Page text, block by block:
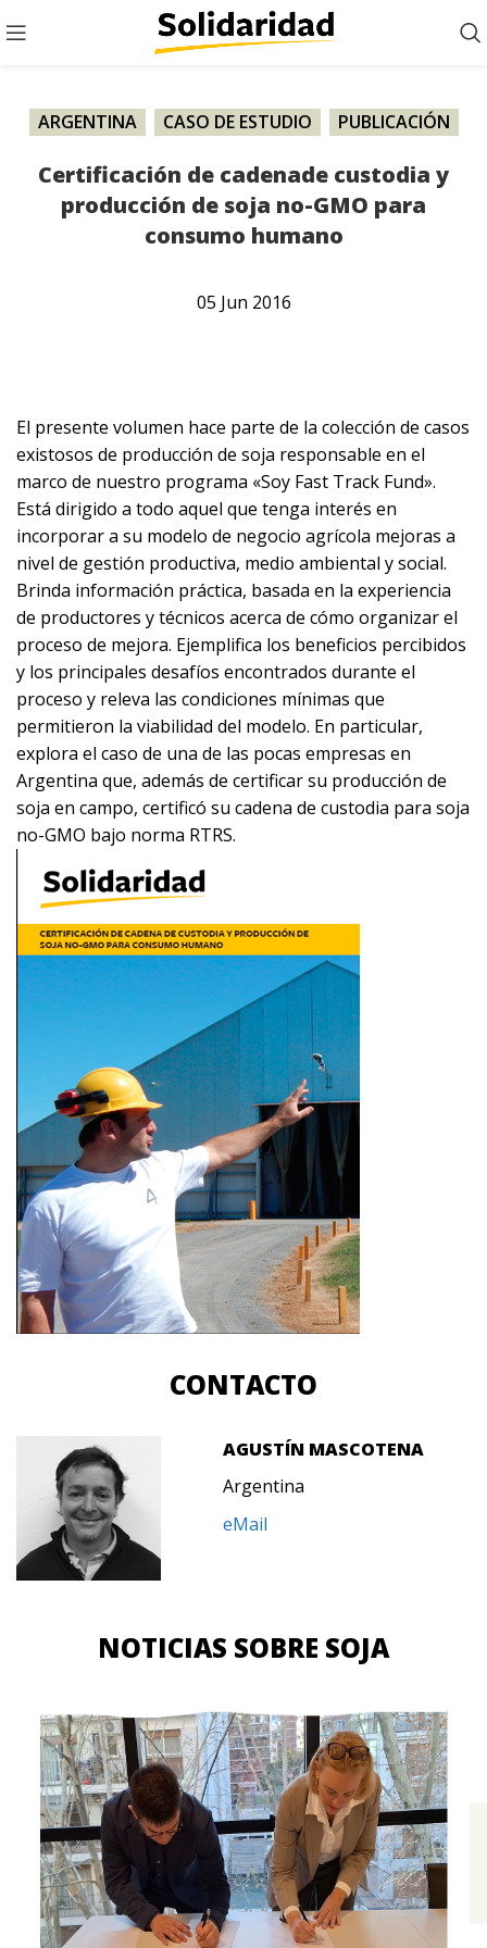
ARGENTINA CASO DE ESTUDIO
PUBLICACIÓN
Certificación de cadenade custodia y
producción de soja no-GMO para
consumo humano
05 Jun 2016
El presente volumen hace parte de la colección de casos
existosos de producción de soja responsable en el
marco de nuestro programa «Soy Fast Track Fund».
Está dirigido a todo aquel que tenga interés en
incorporar a su modelo de negocio agrícola mejoras a
nivel de gestión productiva, medio ambiental y social.
Brinda información práctica, basada en la experiencia
de productores y técnicos acerca de cómo organizar el
proceso de mejora. Ejemplifica los beneficios percibidos
y los principales desafíos encontrados durante el
proceso y releva las condiciones mínimas que
permitieron la viabilidad del modelo. En particular,
explora el caso de una de las pocas empresas en
Argentina que, además de certificar su producción de
soja en campo, certificó su cadena de custodia para soja
no-GMO bajo norma RTRS.
CONTACTO
AGUSTÍN MASCOTENA
Argentina
eMail
NOTICIAS SOBRE SOJA